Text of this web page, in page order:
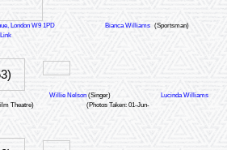
London W9 1PD Bianca Williams (Sportsman)
Link
Willie Nelson (Singer)
Lucinda Williams
Theatre)
(Photos Taken: 01-Jun-